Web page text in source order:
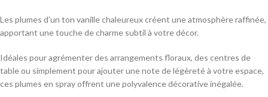
Les plumes d’un ton vanille chaleureux créent une atmosphère raffinée,
apportant une touche de charme subtil à votre décor.
Idéales pour agrémenter des arrangements floraux, des centres de
table ou simplement pour ajouter une note de légèreté à votre espace,
ces plumes en spray offrent une polyvalence décorative inégalée.